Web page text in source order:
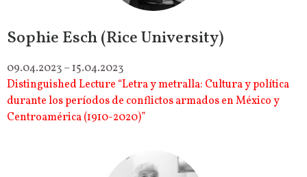
Sophie Esch (Rice University)
09.04.2023 – 15.04.2023
Distinguished Lecture “Letra y metralla: Cultura y política
durante los períodos de conflictos armados en México y
Centroamérica (1910-2020)”